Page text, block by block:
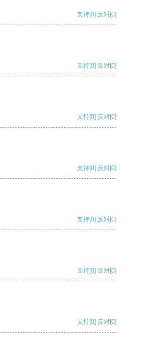
支持[0] 反对[0]
支持[0] 反对[0]
支持[0] 反对[0]
支持[0] 反对[0]
支持[0] 反对[0]
支持[0] 反对[0]
支持[0] 反对[0]